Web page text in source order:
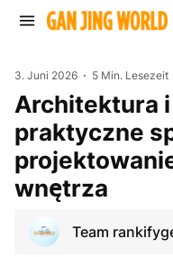
3. Juni 2026 5 Min. Lesezeit
Architektura i
praktyczne
wnętrza
Team